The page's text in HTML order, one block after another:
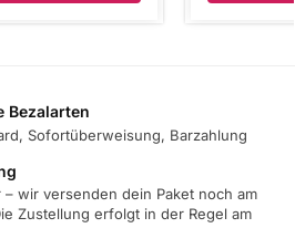
Bezalarten
Sofortüberweisung, Barzahlung
– wir versenden dein Paket noch am
Zustellung erfolgt in der Regel am